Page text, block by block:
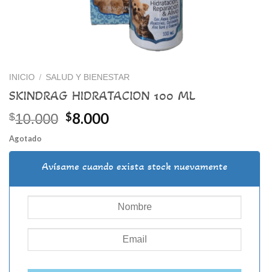
INICIO / SALUD Y BIENESTAR
SKINDRAG HIDRATACION 100 ML
$10.000 El
$10.000.
$8.000El
$8.000.
Agotado
Avísame cuando exista stock nuevamente